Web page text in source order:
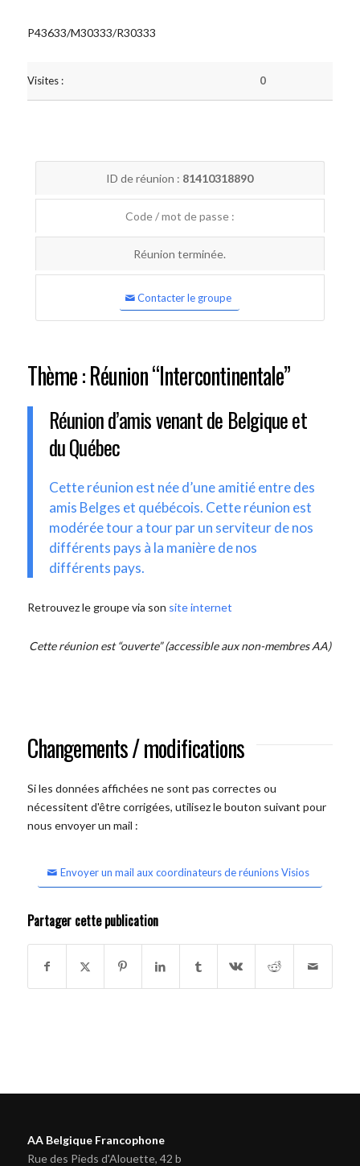
P43633/M30333/R30333
Visites : 0
ID de réunion : 81410318890
Code / mot de passe :
Réunion terminée.
Contacter le groupe
Thème : Réunion “Intercontinentale”
Réunion d’amis venant de Belgique et
du Québec
Cette réunion est née d’une amitié entre des
amis Belges et québécois. Cette réunion est
modérée tour a tour par un serviteur de nos
différents pays à la manière de nos
différents pays.
Retrouvez le groupe via son site internet
Cette réunion est “ouverte” (accessible aux non-membres AA)
Changements / modifications
Si les données affichées ne sont pas correctes ou
nécessitent d'être corrigées, utilisez le bouton suivant pour
nous envoyer un mail :
Envoyer un mail aux coordinateurs de réunions Visios
Partager cette publication
AA Belgique Francophone
Rue des Pieds d'Alouette, 42 b